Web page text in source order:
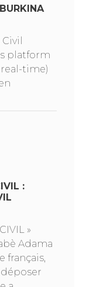
platform
time)
:
»
Adama
français,
déposer